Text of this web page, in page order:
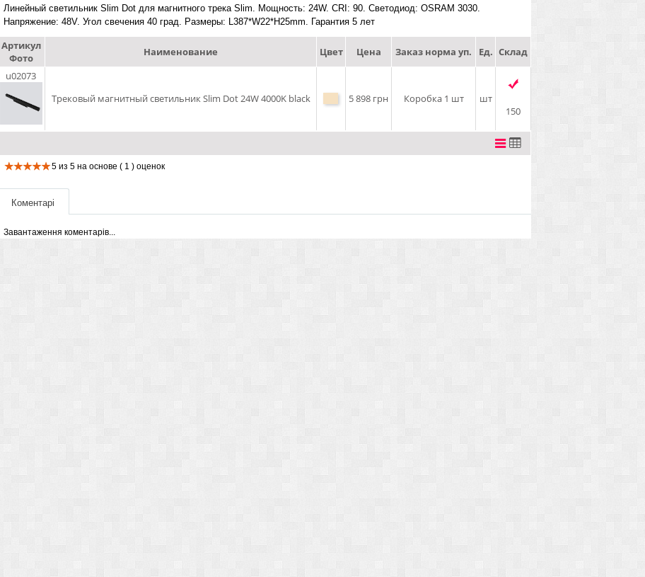
Линейный светильник Slim Dot для магнитного трека Slim. Мощность: 24W. CRI: 90. Светодиод: OSRAM 3030.
Напряжение: 48V. Угол свечения 40 град. Размеры: L387*W22*H25mm. Гарантия 5 лет
Артикул
Фото
Наименование Цвет Цена Заказ норма уп. Ед. Склад
u02073
Трековый магнитный светильник Slim Dot 24W 4000K black
5 898 грн Коробка 1 шт
шт
150
5 из 5 на основе ( 1 ) оценок
Коментарі
Завантаження коментарів...